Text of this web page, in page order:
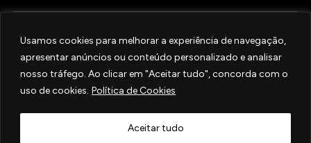
Usamos cookies para melhorar a experiência de navegação,
apresentar anúncios ou conteúdo personalizado e analisar
nosso tráfego. Ao clicar em "Aceitar tudo", concorda com o
uso de cookies. Política de Cookies
Aceitar tudo
SIGA-NOS
2025 © OURIVESARIA FRADIZELA